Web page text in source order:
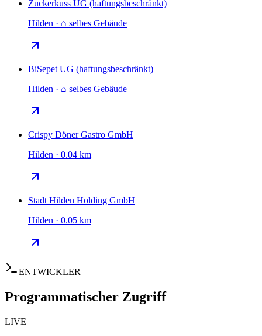
Zuckerkuss UG (haftungsbeschränkt)
Hilden · ⌂ selbes Gebäude
BiSepet UG (haftungsbeschränkt)
Hilden · ⌂ selbes Gebäude
Crispy Döner Gastro GmbH
Hilden · 0.04 km
Stadt Hilden Holding GmbH
Hilden · 0.05 km
ENTWICKLER
Programmatischer Zugriff
LIVE